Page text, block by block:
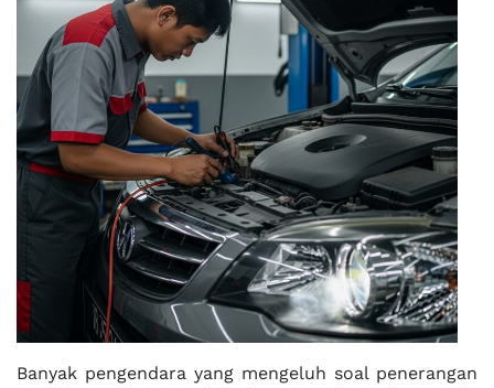
Banyak pengendara yang mengeluh soal penerangan